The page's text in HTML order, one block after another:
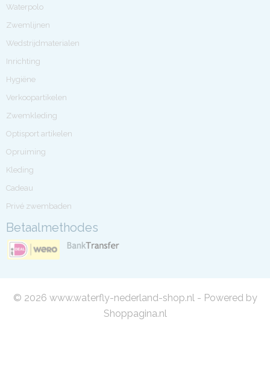
Waterpolo
Zwemlijnen
Wedstrijdmaterialen
Inrichting
Hygiëne
Verkoopartikelen
Zwemkleding
Optisport artikelen
Opruiming
Kleding
Cadeau
Privé zwembaden
Betaalmethodes
© 2026 www.waterfly-nederland-shop.nl - Powered by
Shoppagina.nl